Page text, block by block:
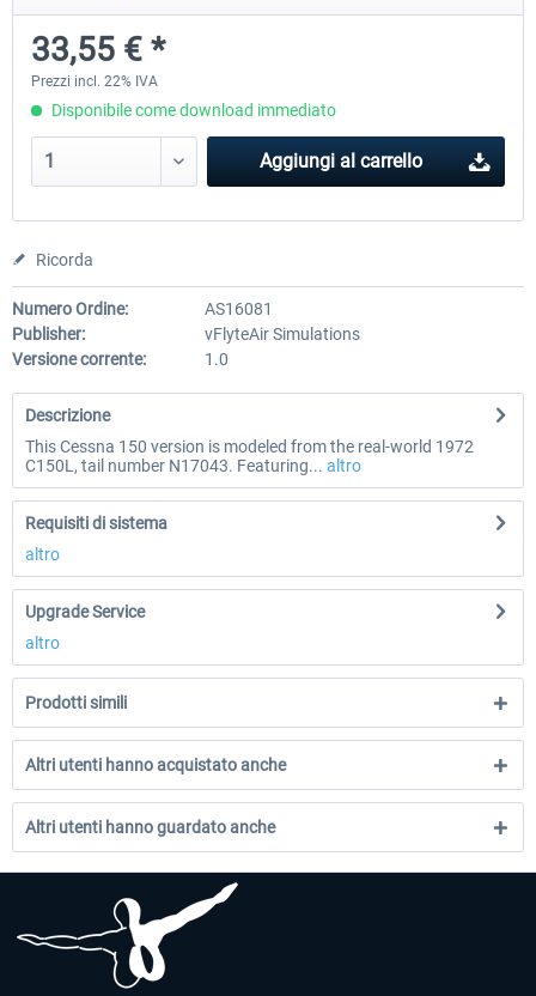
55,31 € *
33,55 € *
Prezzi incl. 22% IVA
Disponibile come download immediato
Aggiungi al carrello
Ricorda
Numero Ordine:
AS16081
Publisher:
vFlyteAir Simulations
Versione corrente:
1.0
Descrizione
This Cessna 150 version is modeled from the real-world 1972
C150L, tail number N17043. Featuring... altro
Requisiti di sistema
altro
Upgrade Service
altro
Prodotti simili
Altri utenti hanno acquistato anche
Altri utenti hanno guardato anche